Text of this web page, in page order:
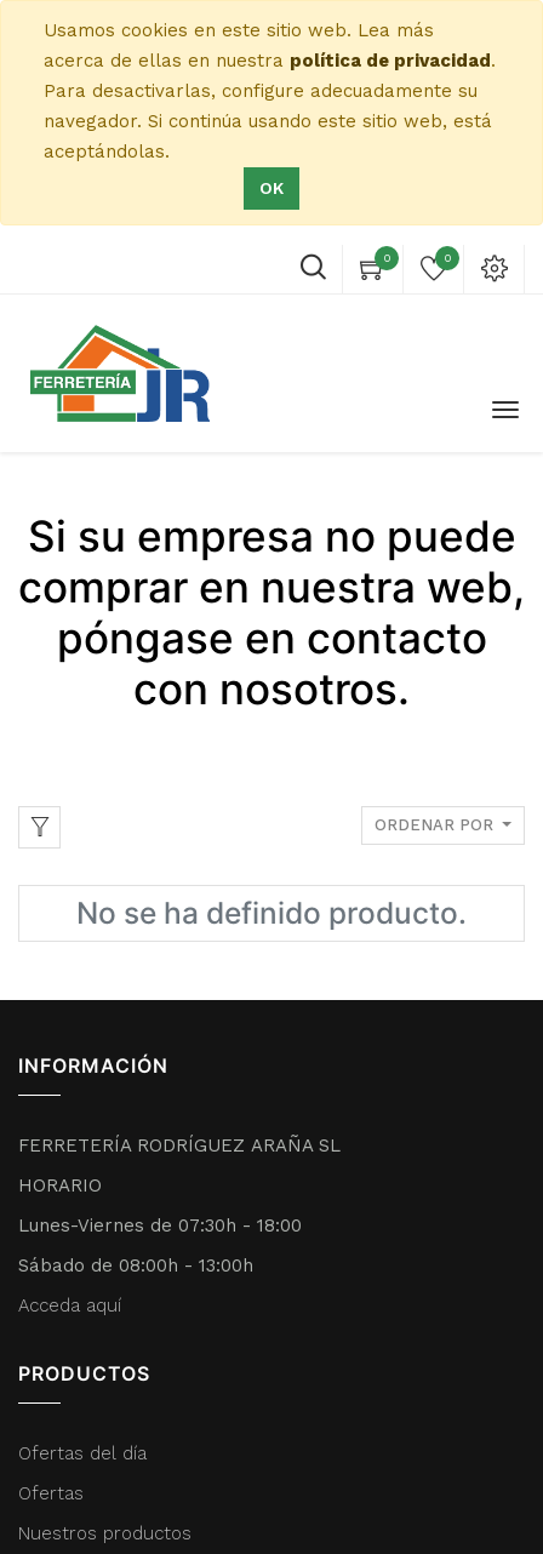
Usamos cookies en este sitio web. Lea más
acerca de ellas en nuestra política de privacidad.
Para desactivarlas, configure adecuadamente su
navegador. Si continúa usando este sitio web, está
aceptándolas.
OK
0 0
Si su empresa no puede
comprar en nuestra web,
póngase en contacto
con nosotros.
ORDENAR POR
No se ha definido producto.
INFORMACIÓN
FERRETERÍA RODRÍGUEZ ARAÑA SL
HORARIO
Lunes-Viernes de 07:30h - 18:00
Sábado de 08:00h - 13:00h
Acceda aquí
PRODUCTOS
Ofertas del día
Ofertas
Nuestros productos